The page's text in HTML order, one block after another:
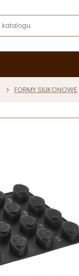
FORMY SILIKONOWE